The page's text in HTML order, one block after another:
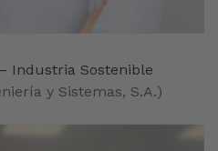
Industria Sostenible
y Sistemas, S.A.)